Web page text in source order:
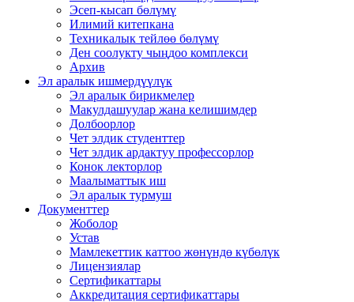
Эсеп-кысап бөлүмү
Илимий китепкана
Техникалык тейлөө бөлүмү
Ден соолукту чыңдоо комплекси
Архив
Эл аралык ишмердүүлүк
Эл аралык бирикмелер
Макулдашуулар жана келишимдер
Долбоорлор
Чет элдик студенттер
Чет элдик ардактуу профессорлор
Конок лекторлор
Маалыматтык иш
Эл аралык турмуш
Документтер
Жоболор
Устав
Мамлекеттик каттоо жөнүндө күбөлүк
Лицензиялар
Сертификаттары
Аккредитация сертификаттары